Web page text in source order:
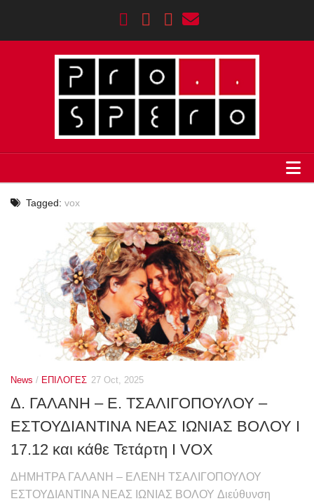
HOME
Σημαντικοί Σταθμοί
AGENDA
Tagged: vox
News / ΕΠΙΛΟΓΕΣ 27 Oct, 2025
​Δ. ΓΑΛΑΝΗ – Ε. ΤΣΑΛΙΓΟΠΟΥΛΟΥ –
ΕΣΤΟΥΔΙΑΝΤΙΝΑ ΝΕΑΣ ΙΩΝΙΑΣ ΒΟΛΟΥ ​Ι
17.12 και κάθε Τετάρτη I VOX
ΔΗΜΗΤΡΑ ΓΑΛΑΝΗ – ΕΛΕΝΗ ΤΣΑΛΙΓΟΠΟΥΛΟΥ
ΕΣΤΟΥΔΙΑΝΤΙΝΑ ΝΕΑΣ ΙΩΝΙΑΣ ΒΟΛΟΥ Διεύθυνση